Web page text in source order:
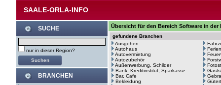
SAALE-ORLA-INFO
SUCHE
nur in dieser Region?
BRANCHEN
Übersicht für den Bereich Software in der
gefundene Branchen
Ausgehen
Autohaus
Autovermietung
Autozubehör
Außenwerbung, Schilder
Bank, Kreditinstitut, Sparkasse
Bar, Cafe
Bekleidung